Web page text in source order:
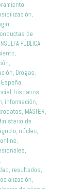
,
,
,
de
PÚBLICA,
,
,
, Drogas,
España,
, hispanos,
, información,
, MÁSTER,
de
, núcleo,
online,
,
,
, resultados,
,